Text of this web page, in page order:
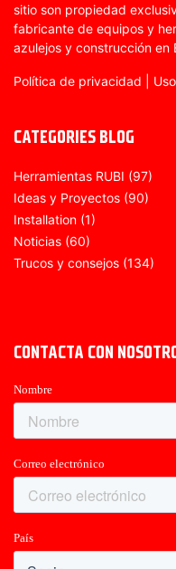
sitio son propiedad
fabricante de equipos y
azulejos y construcción en
Política de privacidad
CATEGORIES BLOG
Herramientas RUBI (97)
Ideas y Proyectos (90)
Installation (1)
Noticias (60)
Trucos y consejos (134)
CONTACTA CON